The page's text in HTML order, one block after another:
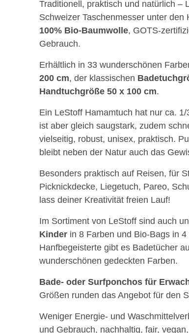
Traditionell, praktisch und natürlich –
Schweizer Taschenmesser unter
100% Bio-Baumwolle, GOTS-
Gebrauch.
Erhältlich in 33 wunderschönen
200 cm, der klassischen
Handtuchgröße 50 x 100 cm.
Ein LeStoff Hamamtuch hat nur ca.
ist aber gleich saugstark, zudem
vielseitig, robust, unisex, praktisch.
bleibt neben der Natur auch das
Besonders praktisch auf Reisen, für
Picknickdecke, Liegetuch, Pareo,
lass deiner Kreativität freien Lauf!
Im Sortiment von LeStoff sind auch
Kinder in 8 Farben und Bio-Bags in
Hanfbegeisterte gibt es Badetücher
wunderschönen gedeckten Farben.
Bade- oder Surfponchos für
Größen runden das Angebot für den
Weniger Energie- und
und Gebrauch, nachhaltig, fair,